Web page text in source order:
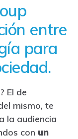
entre
para
El de
mismo, te
la audiencia
con un